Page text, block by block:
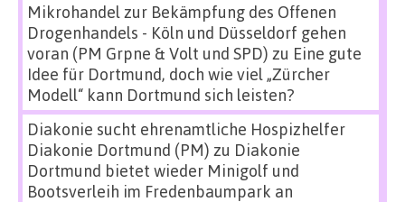
Mikrohandel zur Bekämpfung des Offenen
Drogenhandels - Köln und Düsseldorf gehen
voran (PM Grpne & Volt und SPD) zu Eine gute
Idee für Dortmund, doch wie viel „Zürcher
Modell“ kann Dortmund sich leisten?
Diakonie sucht ehrenamtliche Hospizhelfer
Diakonie Dortmund (PM) zu Diakonie
Dortmund bietet wieder Minigolf und
Bootsverleih im Fredenbaumpark an